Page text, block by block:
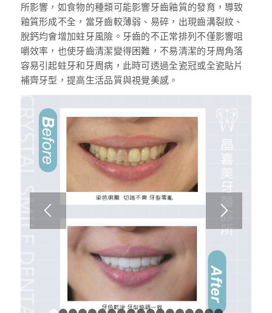
所影響，如食物的種類可能影響牙齒釉質的發育，導致
釉質形成不全，當牙齒較薄弱、易碎，出現齒溝裂紋、
脫鈣均會增加蛀牙風險。牙齒的不正常排列不僅影響咀
嚼效率，也使牙齒清潔變得困難，不易清潔的牙周角落
容易引起蛀牙和牙周病，此時可透過全瓷冠或全瓷貼片
補齊牙型，提高生活品質與視覺美感。